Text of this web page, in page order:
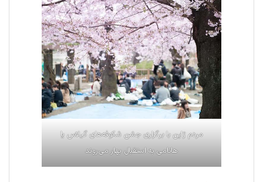
مردم ژاپن با برگزاری جشن شکوفه‌های گیلاس یا
هانامی به استقبال بهار می‌روند